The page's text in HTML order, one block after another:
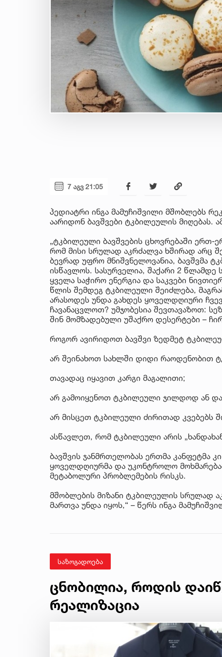
7 აგვ 21:05
პედიატრი ინგა მამუჩიშვილი მშობლებს
აარიდონ ბავშვები ტკბილეულის მიღებას.
„ტკბილეული ბავშვების ცხოვრებაში ერთ-
რომ მისი სრულად აკრძალვა ხშირად არც
ბევრად უფრო მნიშვნელოვანია, ბავშვმა
ისწავლოს. სასურველია, შაქარი 2 წლამდე
ყველა საჭირო ენერგია და საკვები
წლის შემდეგ ტკბილეული შეიძლება,
არასოდეს უნდა გახდეს ყოველდღიური
ჩავანაცვლოთ? უმჯობესია შევთავაზოთ:
შინ მომზადებული უშაქრო დესერტები –
როგორ ავირიდოთ ბავშვი ზედმეტ
არ შეინახოთ სახლში დიდი რაოდენობით
თავადაც იყავით კარგი მაგალითი;
არ გამოიყენოთ ტკბილეული ჯილდოდ ან
არ მისცეთ ტკბილეული ძირითად კვებებს
ასწავლეთ, რომ ტკბილეული არის
ბავშვის ჯანმრთელობას ერთმა კანფეტმა
ყოველდღიურმა და უკონტროლო
მეტაბოლური პრობლემების რისკს.
მშობლების მიზანი ტკბილეულის სრულად
მართვა უნდა იყოს,“ – წერს ინგა
საზოგადოება
ცნობილია, როდის
რეალიზაცია